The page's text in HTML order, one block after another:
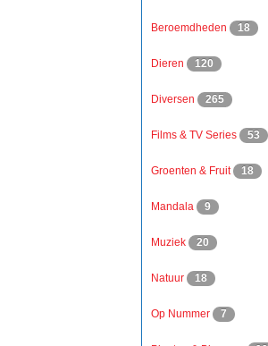
Beroemdheden 18
Dieren 120
Diversen 265
Films & TV Series 53
Groenten & Fruit 18
Mandala 9
Muziek 20
Natuur 18
Op Nummer 7